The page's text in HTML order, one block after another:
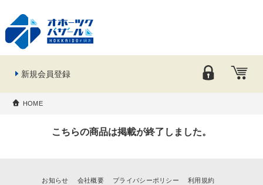
新規会員登録
HOME
こちらの商品は掲載が終了しました。
お知らせ 会社概要 プライバシーポリシー 利用規約